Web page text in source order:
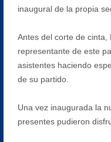
inaugural de la propia
Antes del corte de cinta,
representante de este
asistentes haciendo
de su partido.
Una vez inaugurada la
presentes pudieron